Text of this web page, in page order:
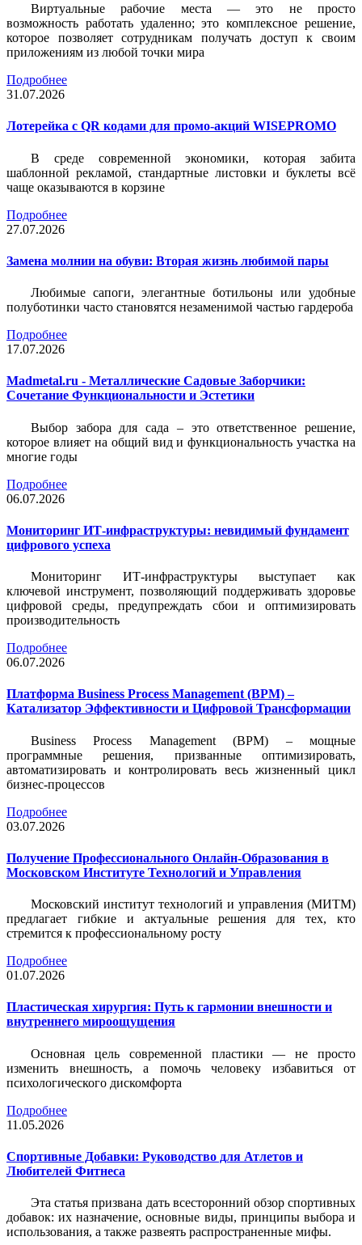
Виртуальные рабочие места — это не просто
возможность работать удаленно; это комплексное решение,
которое позволяет сотрудникам получать доступ к своим
приложениям из любой точки мира
Подробнее
31.07.2026
Лотерейка c QR кодами для промо-акций WISEPROMO
В среде современной экономики, которая забита
шаблонной рекламой, стандартные листовки и буклеты всё
чаще оказываются в корзине
Подробнее
27.07.2026
Замена молнии на обуви: Вторая жизнь любимой пары
Любимые сапоги, элегантные ботильоны или удобные
полуботинки часто становятся незаменимой частью гардероба
Подробнее
17.07.2026
Madmetal.ru - Металлические Садовые Заборчики:
Сочетание Функциональности и Эстетики
Выбор забора для сада – это ответственное решение,
которое влияет на общий вид и функциональность участка на
многие годы
Подробнее
06.07.2026
Мониторинг ИТ-инфраструктуры: невидимый фундамент
цифрового успеха
Мониторинг ИТ-инфраструктуры выступает как
ключевой инструмент, позволяющий поддерживать здоровье
цифровой среды, предупреждать сбои и оптимизировать
производительность
Подробнее
06.07.2026
Платформа Business Process Management (BPM) –
Катализатор Эффективности и Цифровой Трансформации
Business Process Management (BPM) – мощные
программные решения, призванные оптимизировать,
автоматизировать и контролировать весь жизненный цикл
бизнес-процессов
Подробнее
03.07.2026
Получение Профессионального Онлайн-Образования в
Московском Институте Технологий и Управления
Московский институт технологий и управления (МИТМ)
предлагает гибкие и актуальные решения для тех, кто
стремится к профессиональному росту
Подробнее
01.07.2026
Пластическая хирургия: Путь к гармонии внешности и
внутреннего мироощущения
Основная цель современной пластики — не просто
изменить внешность, а помочь человеку избавиться от
психологического дискомфорта
Подробнее
11.05.2026
Спортивные Добавки: Руководство для Атлетов и
Любителей Фитнеса
Эта статья призвана дать всесторонний обзор спортивных
добавок: их назначение, основные виды, принципы выбора и
использования, а также развеять распространенные мифы.